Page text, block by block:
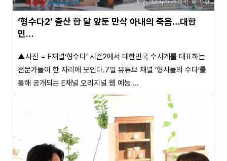
‘형수다2’ 출산 한 달 앞둔 만삭 아내의 죽음…대한
민…
▲사진 = E채널‘형수다’ 시즌2에서 대한민국 수사계를 대표하는
전문가들이 한 자리에 모인다.7일 유튜브 채널 ‘형사들의 수다’를
통해 공개되는 E채널 오리지널 웹 예능 ...